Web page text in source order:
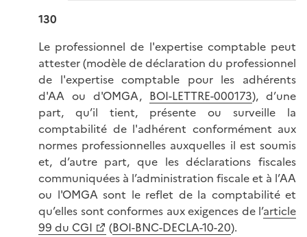
130
Le professionnel de l'expertise comptable peut
attester (modèle de déclaration du professionnel
de l'expertise comptable pour les adhérents
d'AA ou d'OMGA, BOI-LETTRE-000173), d’une
part, qu’il tient, présente ou surveille la
comptabilité de l'adhérent conformément aux
normes professionnelles auxquelles il est soumis
et, d’autre part, que les déclarations fiscales
communiquées à l’administration fiscale et à l’AA
ou l'OMGA sont le reflet de la comptabilité et
qu’elles sont conformes aux exigences de l’article
99 du CGI
(BOI-BNC-DECLA-10-20).